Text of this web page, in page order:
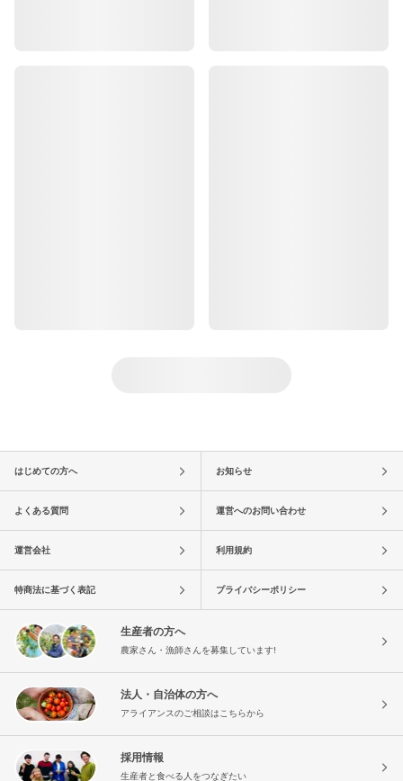
はじめての方へ お知らせ
よくある質問 運営へのお問い合わせ
運営会社 利用規約
特商法に基づく表記 プライバシーポリシー
生産者の方へ
農家さん・漁師さんを募集しています!
法人・自治体の方へ
アライアンスのご相談はこちらから
採用情報
生産者と食べる人をつなぎたい